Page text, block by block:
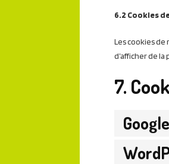
6.2 Cookies
Les cookies
d’afficher de
7.